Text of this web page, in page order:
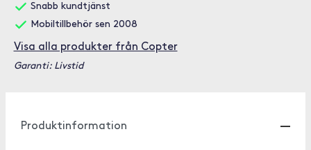
Snabb kundtjänst
Mobiltillbehör sen 2008
Visa alla produkter från Copter
Garanti: Livstid
Produktinformation